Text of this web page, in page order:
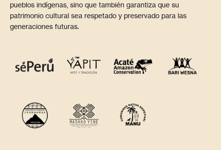
pueblos indígenas, sino que también garantiza que su
patrimonio cultural sea respetado y preservado para las
generaciones futuras.